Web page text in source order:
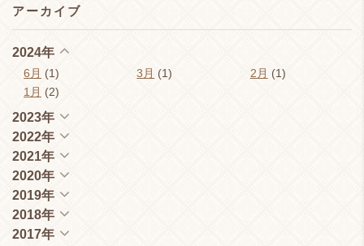
アーカイブ
2024年
6月 (1) 3月 (1) 2月 (1)
1月 (2)
2023年
2022年
2021年
2020年
2019年
2018年
2017年